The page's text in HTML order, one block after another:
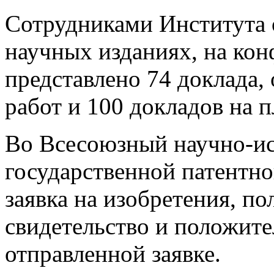
Сотрудниками Института
научных изданиях, на
представлено 74
работ и 100 докладов на
Во Всесоюзный научно-
государственной
заявка на изобретения,
свидетельство и
отправленной заявке.